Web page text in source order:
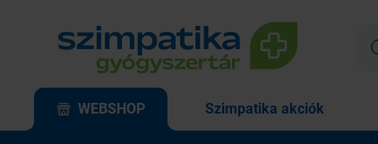
WEBSHOP Szimpatika akciók